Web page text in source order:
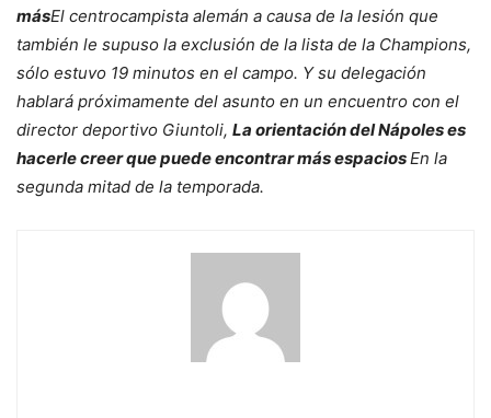
másEl centrocampista alemán a causa de la lesión que
también le supuso la exclusión de la lista de la Champions,
sólo estuvo 19 minutos en el campo. Y su delegación
hablará próximamente del asunto en un encuentro con el
director deportivo Giuntoli, La orientación del Nápoles es
hacerle creer que puede encontrar más espaciosEn la
segunda mitad de la temporada.